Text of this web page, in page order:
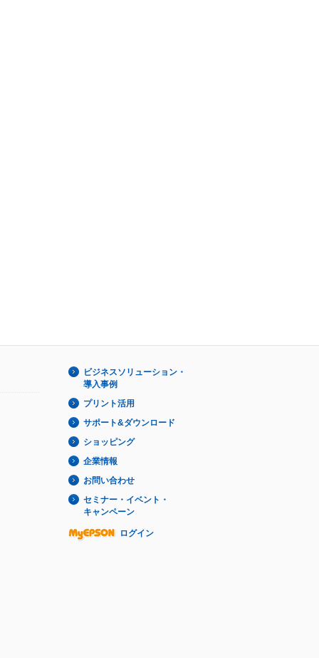
ビジネスソリューション・
導入事例
プリント活用
サポート&ダウンロード
ショッピング
企業情報
お問い合わせ
セミナー・イベント・
キャンペーン
ログイン